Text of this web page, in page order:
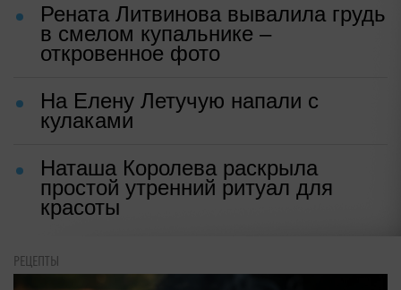
Рената Литвинова вывалила грудь
в смелом купальнике –
откровенное фото
На Елену Летучую напали с
кулаками
Наташа Королева раскрыла
простой утренний ритуал для
красоты
РЕЦЕПТЫ